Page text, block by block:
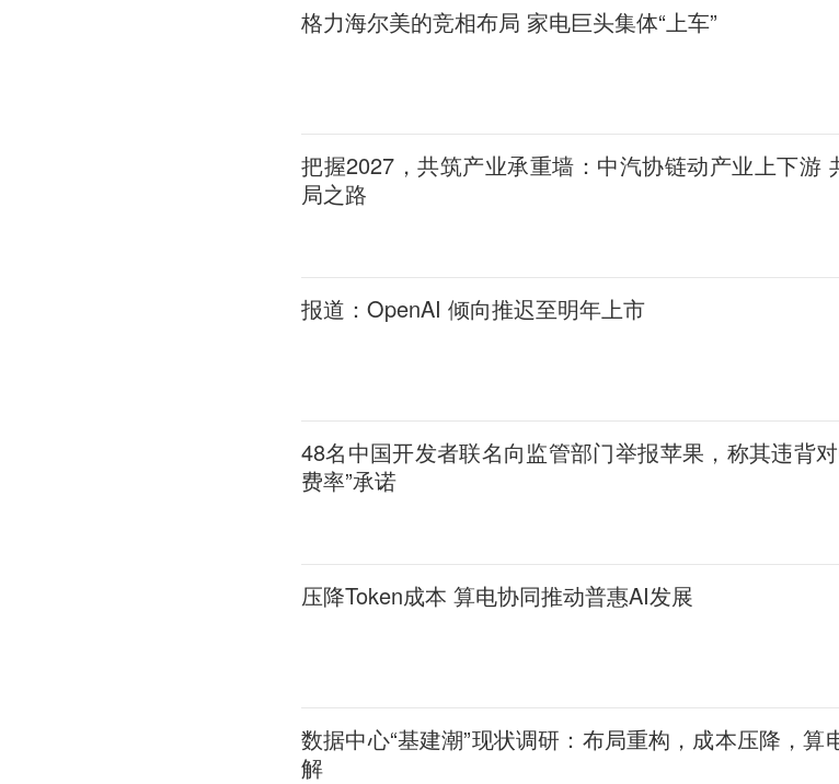
格力海尔美的竞相布局 家电巨头集体“上车”
把握2027，共筑产业承重墙：中汽协链动产业上下游
局之路
报道：OpenAI 倾向推迟至明年上市
48名中国开发者联名向监管部门举报苹果，称其违背
费率”承诺
压降Token成本 算电协同推动普惠AI发展
数据中心“基建潮”现状调研：布局重构，成本压降，算
解